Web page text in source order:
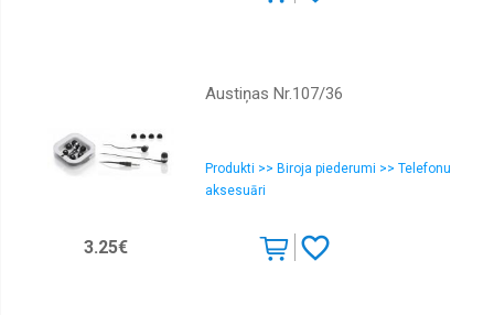
Austiņas Nr.107/36
Produkti >> Biroja piederumi >> Telefonu
aksesuāri
3.25€